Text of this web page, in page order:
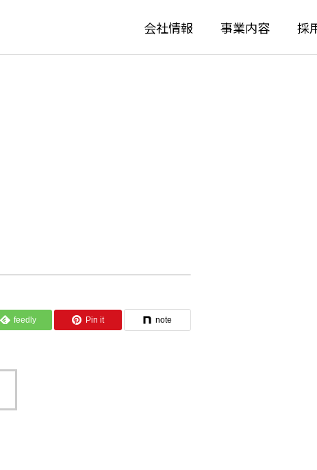
会社情報 事業内容 採
feedly Pin it note